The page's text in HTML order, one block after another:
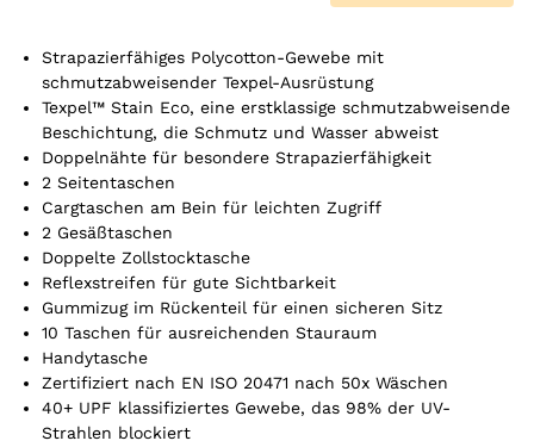
r
i
e
l
.
Y
o
u
Strapazierfähiges Polycotton-Gewebe mit
schmutzabweisender Texpel-Ausrüstung
Texpel™ Stain Eco, eine erstklassige schmutzabweisende
Beschichtung, die Schmutz und Wasser abweist
Doppelnähte für besondere Strapazierfähigkeit
2 Seitentaschen
Cargtaschen am Bein für leichten Zugriff
2 Gesäßtaschen
Doppelte Zollstocktasche
Reflexstreifen für gute Sichtbarkeit
Gummizug im Rückenteil für einen sicheren Sitz
10 Taschen für ausreichenden Stauraum
Handytasche
Zertifiziert nach EN ISO 20471 nach 50x Wäschen
40+ UPF klassifiziertes Gewebe, das 98% der UV-
Strahlen blockiert